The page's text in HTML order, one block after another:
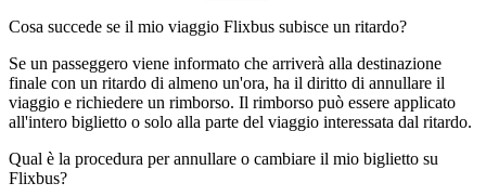
Cosa succede se il mio viaggio Flixbus subisce un ritardo?
Se un passeggero viene informato che arriverà alla destinazione
finale con un ritardo di almeno un'ora, ha il diritto di annullare il
viaggio e richiedere un rimborso. Il rimborso può essere applicato
all'intero biglietto o solo alla parte del viaggio interessata dal ritardo.
Qual è la procedura per annullare o cambiare il mio biglietto su
Flixbus?